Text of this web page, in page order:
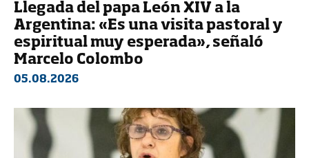
Llegada del papa León XIV a la
Argentina: «Es una visita pastoral y
espiritual muy esperada», señaló
Marcelo Colombo
05.08.2026